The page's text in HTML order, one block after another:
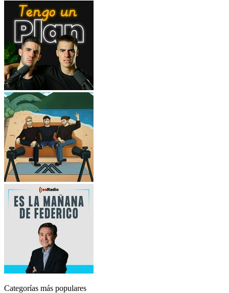
Categorías más populares